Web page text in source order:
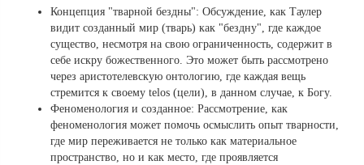
Концепция "тварной бездны": Обсуждение, как Таулер
видит созданный мир (тварь) как "бездну", где каждое
существо, несмотря на свою ограниченность, содержит в
себе искру божественного. Это может быть рассмотрено
через аристотелевскую онтологию, где каждая вещь
стремится к своему telos (цели), в данном случае, к Богу.
Феноменология и созданное: Рассмотрение, как
феноменология может помочь осмыслить опыт тварности,
где мир переживается не только как материальное
пространство, но и как место, где проявляется